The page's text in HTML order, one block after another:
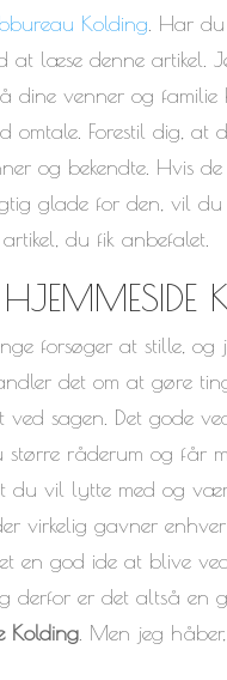
Kolding . Har
at læse denne
dine venner og
omtale. Forestil dig,
og bekendte. Hvis
glade for den, vil
du fik anbefalet.
forsøger at stille,
det om at gøre
sagen. Det gode
større råderum og får
du vil lytte med og
virkelig gavner
en god ide at blive
derfor er det altså
Kolding . Men jeg